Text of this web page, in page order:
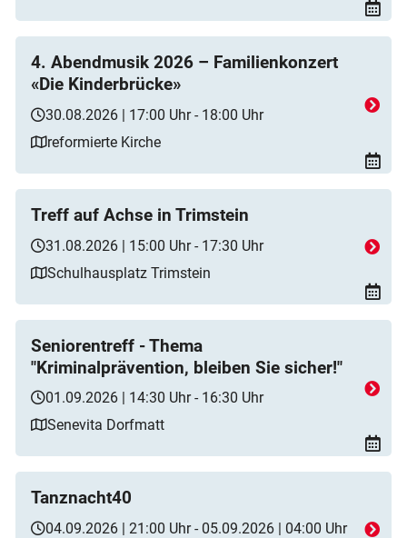
4. Abendmusik 2026 – Familienkonzert
«Die Kinderbrücke»
30.08.2026 | 17:00 Uhr - 18:00 Uhr
reformierte Kirche
Treff auf Achse in Trimstein
31.08.2026 | 15:00 Uhr - 17:30 Uhr
Schulhausplatz Trimstein
Seniorentreff - Thema
"Kriminalprävention, bleiben Sie sicher!"
01.09.2026 | 14:30 Uhr - 16:30 Uhr
Senevita Dorfmatt
Tanznacht40
04.09.2026 | 21:00 Uhr - 05.09.2026 | 04:00 Uhr